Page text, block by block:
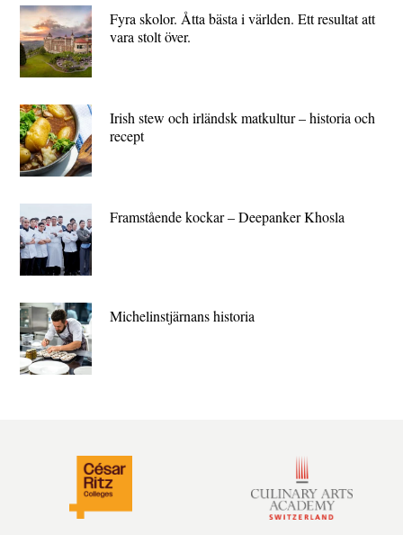
Fyra skolor. Åtta bästa i världen. Ett resultat att
vara stolt över.
Irish stew och irländsk matkultur – historia och
recept
Framstående kockar – Deepanker Khosla
Michelin­stjärnans historia